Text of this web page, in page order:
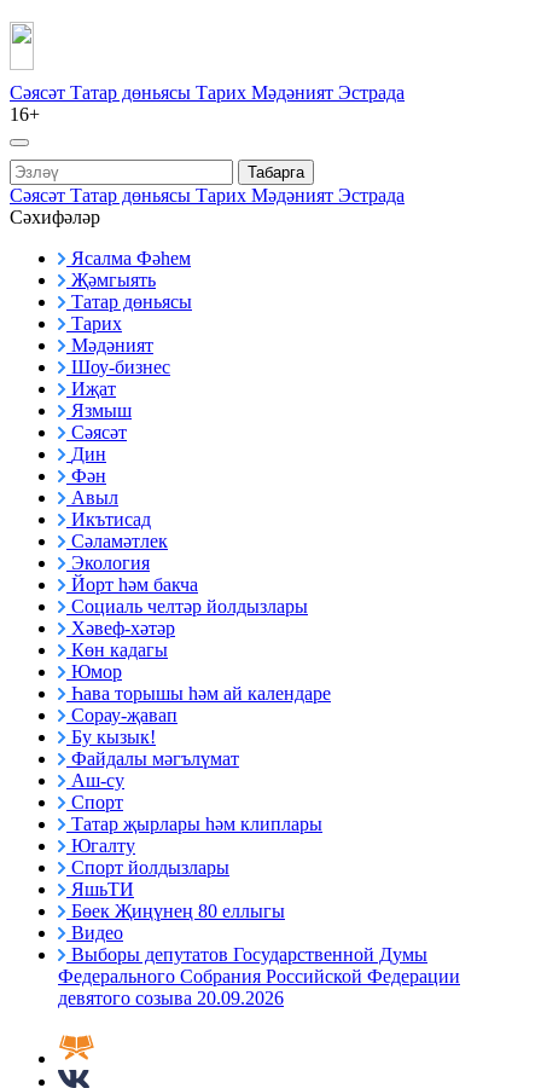
Сәясәт Татар дөньясы Тарих Мәдәният Эстрада
16+
Табарга
Сәясәт Татар дөньясы Тарих Мәдәният Эстрада
Сәхифәләр
Ясалма Фәһем
Җәмгыять
Татар дөньясы
Тарих
Мәдәният
Шоу-бизнес
Иҗат
Язмыш
Сәясәт
Дин
Фән
Авыл
Икътисад
Сәламәтлек
Экология
Йорт һәм бакча
Социаль челтәр йолдызлары
Хәвеф-хәтәр
Көн кадагы
Юмор
Һава торышы һәм ай календаре
Сорау-җавап
Бу кызык!
Файдалы мәгълүмат
Аш-су
Спорт
Татар җырлары һәм клиплары
Югалту
Спорт йолдызлары
ЯшьТИ
Бөек Җиңүнең 80 еллыгы
Видео
Выборы депутатов Государственной Думы
Федерального Собрания Российской Федерации
девятого созыва 20.09.2026